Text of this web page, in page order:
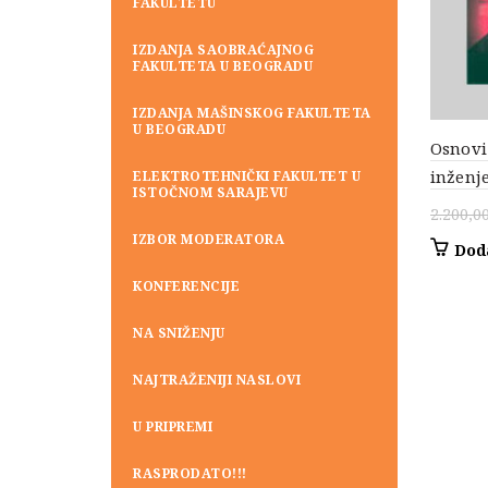
IZDANJA SAOBRAĆAJNOG
FAKULTETA U BEOGRADU
IZDANJA MAŠINSKOG FAKULTETA
U BEOGRADU
ELEKTROTEHNIČKI FAKULTET U
ISTOČNOM SARAJEVU
IZBOR MODERATORA
KONFERENCIJE
NA SNIŽENJU
NAJTRAŽENIJI NASLOVI
U PRIPREMI
RASPRODATO!!!